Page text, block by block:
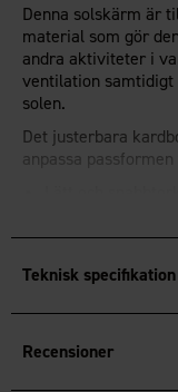
Denna solskärm är
material som gör
andra aktiviteter i
ventilation
solen.
Det justerbara
anpassa
Lätt och
Justerbart
Teknisk specifikation
Recensioner